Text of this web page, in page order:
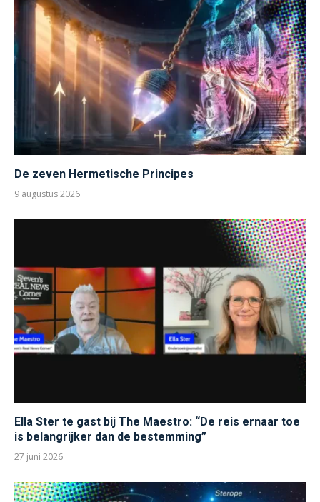
De zeven Hermetische Principes
9 augustus 2026
Ella Ster te gast bij The Maestro: “De reis ernaar toe
is belangrijker dan de bestemming”
27 juni 2026